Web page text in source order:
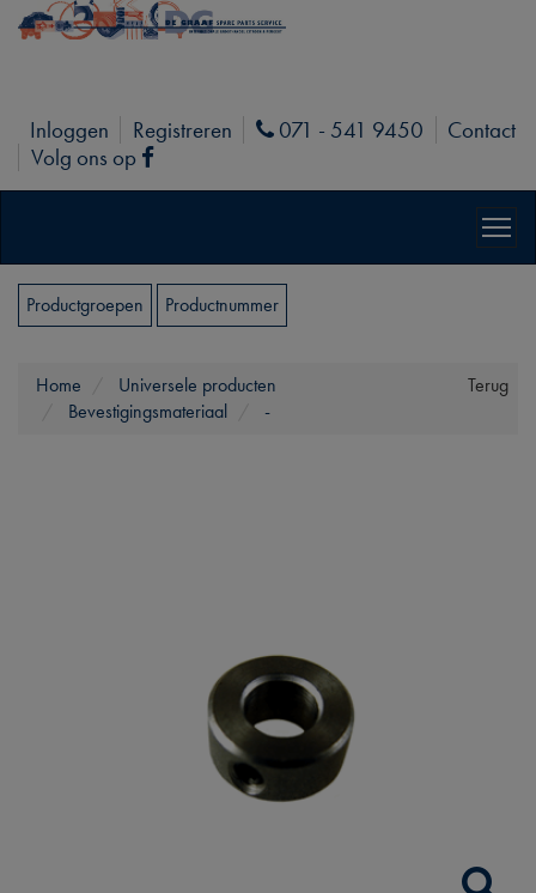
Inloggen Registreren Phone
071 - 541 9450
Contact
Volg ons op
Facebook
Productgroepen Productnummer
Terug
Home
Universele producten
Bevestigingsmateriaal
-